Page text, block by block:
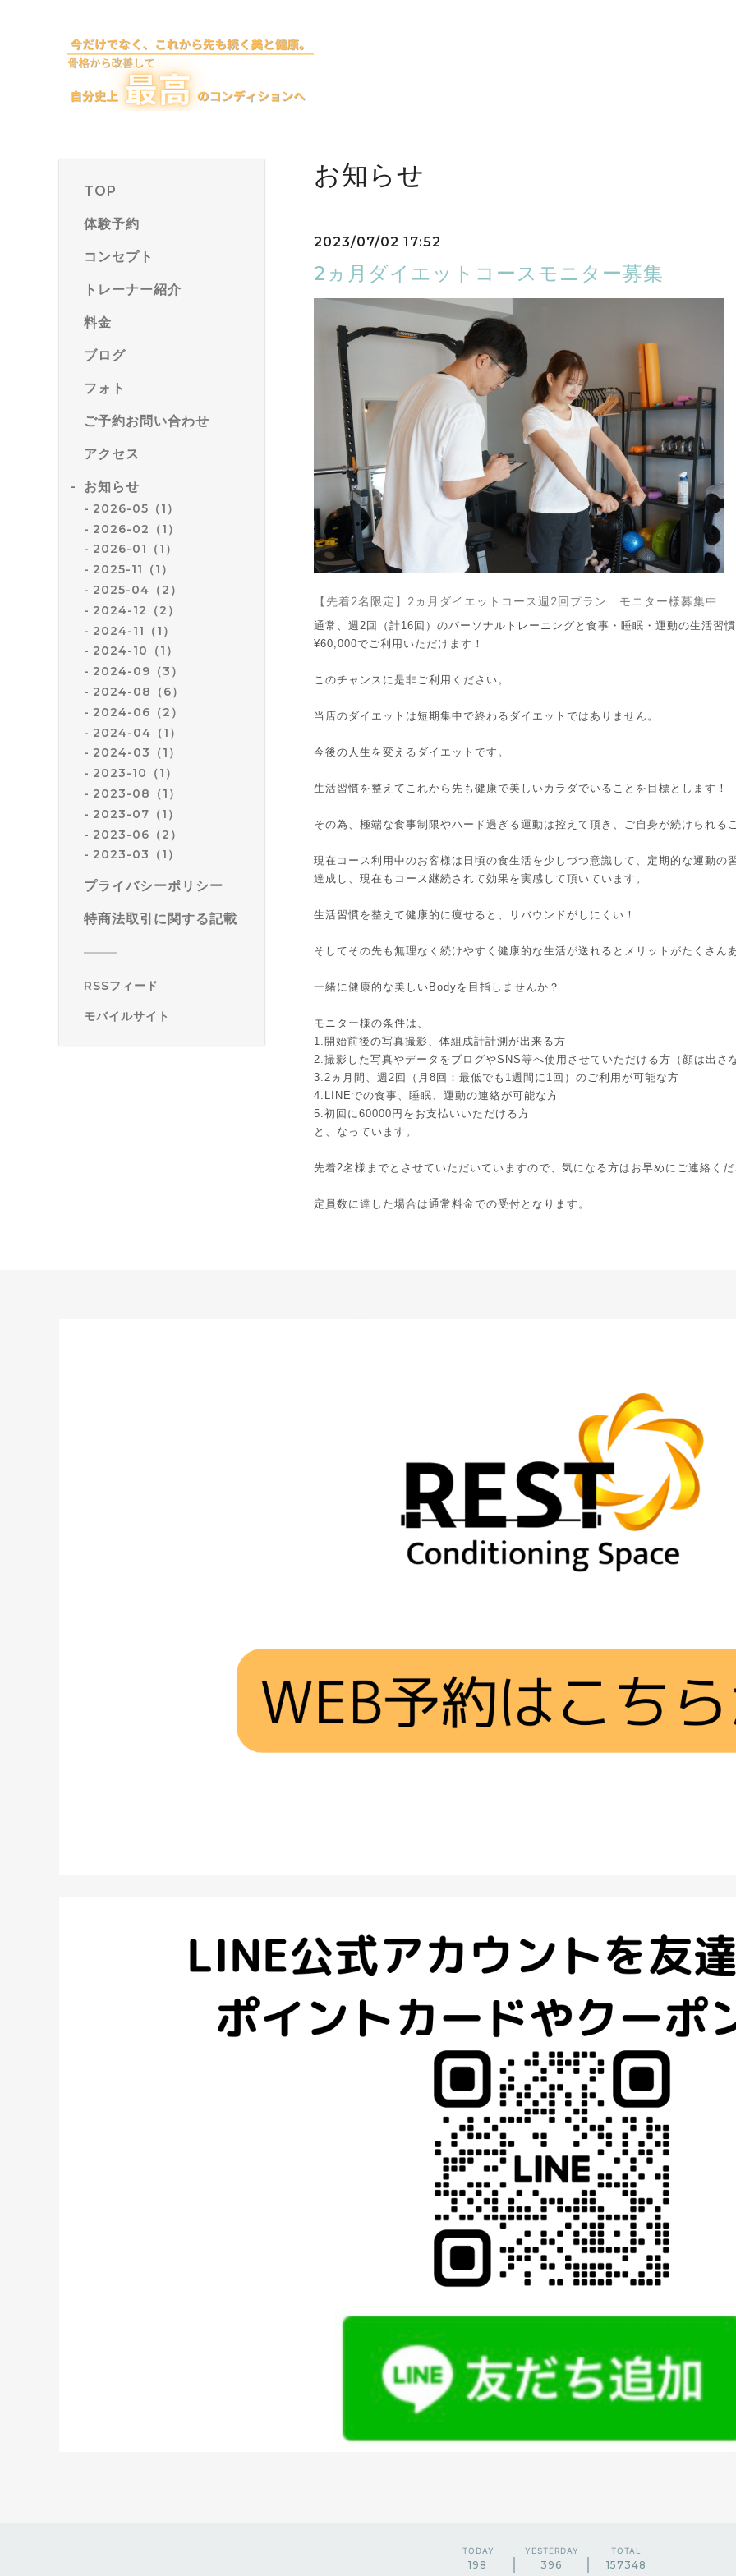
TOP
体験予約
コンセプト
トレーナー紹介
料金
ブログ
フォト
ご予約お問い合わせ
アクセス
お知らせ
2026-05（1）
2026-02（1）
2026-01（1）
2025-11（1）
2025-04（2）
2024-12（2）
2024-11（1）
2024-10（1）
2024-09（3）
2024-08（6）
2024-06（2）
2024-04（1）
2024-03（1）
2023-10（1）
2023-08（1）
2023-07（1）
2023-06（2）
2023-03（1）
プライバシーポリシー
特商法取引に関する記載
RSSフィード
モバイルサイト
お知らせ
2023/07/02 17:52
2ヵ月ダイエットコースモニター募集
【先着2名限定】2ヵ月ダイエットコース週2回プラン モニター様募集中
通常、週2回（計16回）のパーソナルトレーニングと食事・睡眠・運動の生活習
¥60,000でご利用いただけます！
このチャンスに是非ご利用ください。
当店のダイエットは短期集中で終わるダイエットではありません。
今後の人生を変えるダイエットです。
生活習慣を整えてこれから先も健康で美しいカラダでいることを目標とします！
その為、極端な食事制限やハード過ぎる運動は控えて頂き、ご自身が続けられ
現在コース利用中のお客様は日頃の食生活を少しづつ意識して、定期的な運動
達成し、現在もコース継続されて効果を実感して頂いています。
生活習慣を整えて健康的に痩せると、リバウンドがしにくい！
そしてその先も無理なく続けやすく健康的な生活が送れるとメリットがたくさん
一緒に健康的な美しいBodyを目指しませんか？
モニター様の条件は、
1.開始前後の写真撮影、体組成計計測が出来る方
2.撮影した写真やデータをブログやSNS等へ使用させていただける方（顔は出さ
3.2ヵ月間、週2回（月8回：最低でも1週間に1回）のご利用が可能な方
4.LINEでの食事、睡眠、運動の連絡が可能な方
5.初回に60000円をお支払いいただける方
と、なっています。
先着2名様までとさせていただいていますので、気になる方はお早めにご連絡く
定員数に達した場合は通常料金での受付となります。
TODAY
198
YESTERDAY
396
TOTAL
157348